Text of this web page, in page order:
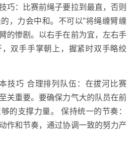
巧：比赛前绳子要拉到最直，否则
，力会中和。不可以”将绳缠臂缠
的惨剧。以右手在前为宜，左右手
双手手掌朝上，握紧时双手略绞
技巧 合理排列队伍：在拔河比赛
关重要。要确保力气大的队员在前
的支撑力量。 保持统一的节奏：
作和节奏，通过协调一致的努力产